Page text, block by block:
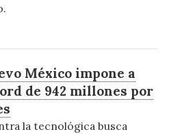
México impone a
de 942 millones por
la tecnológica busca